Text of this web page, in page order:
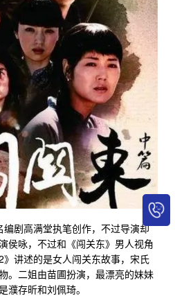
剧高满堂执笔创作，不过导演却
侯咏，不过和《闯关东》男人视角
讲述的是女人闯关东故事，宋氏
。二姐由苗圃扮演，最漂亮的妹妹
濮存昕和刘佩琦。